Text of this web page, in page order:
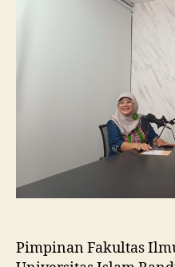
Pimpinan Fakultas